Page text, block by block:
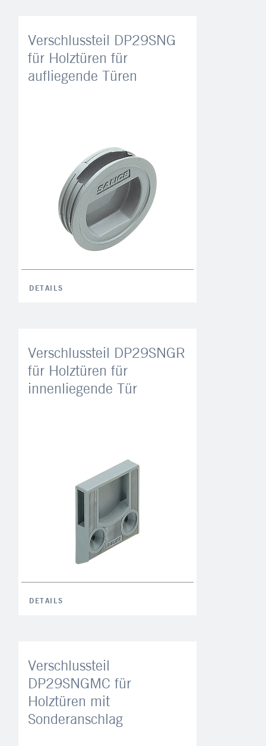
Verschlussteil DP29SNG
für Holztüren für
aufliegende Türen
DETAILS
Verschlussteil DP29SNGR
für Holztüren für
innenliegende Tür
DETAILS
Verschlussteil
DP29SNGMC für
Holztüren mit
Sonderanschlag